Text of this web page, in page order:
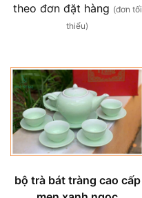
theo đơn đặt hàng (đơn tối
thiểu)
bộ trà bát tràng cao cấp